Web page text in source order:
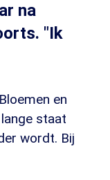
na
"Ik
en
staat
wordt. Bij